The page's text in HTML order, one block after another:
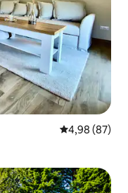
Keskmine
4,98 (87)